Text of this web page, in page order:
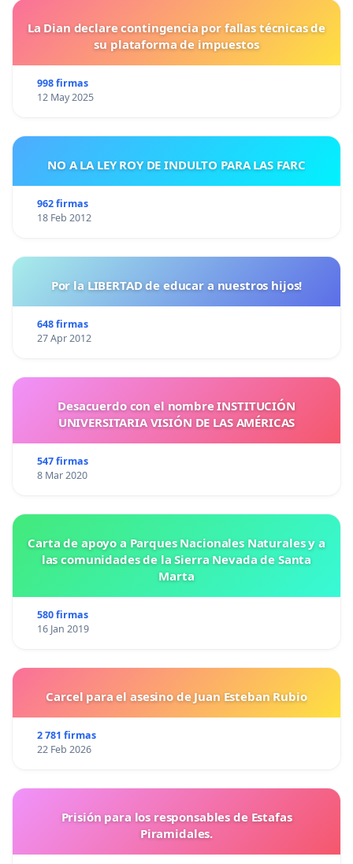
La Dian declare contingencia por fallas técnicas de
su plataforma de impuestos
998 firmas
12 May 2025
NO A LA LEY ROY DE INDULTO PARA LAS FARC
962 firmas
18 Feb 2012
Por la LIBERTAD de educar a nuestros hijos!
648 firmas
27 Apr 2012
Desacuerdo con el nombre INSTITUCIÓN
UNIVERSITARIA VISIÓN DE LAS AMÉRICAS
547 firmas
8 Mar 2020
Carta de apoyo a Parques Nacionales Naturales y a
las comunidades de la Sierra Nevada de Santa
Marta
580 firmas
16 Jan 2019
Carcel para el asesino de Juan Esteban Rubio
2 781 firmas
22 Feb 2026
Prisión para los responsables de Estafas
Piramidales.